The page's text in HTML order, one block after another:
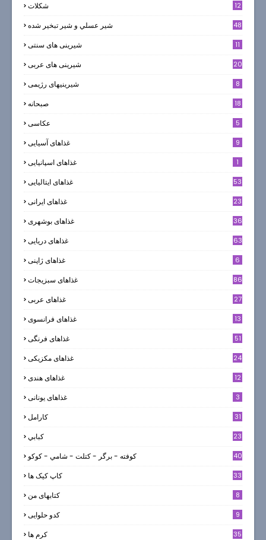
شکلات
12
شير عسلي و شير تبخير شده 48
شیرینی های سنتی 11
شیرینی های عربی 20
شیرینیهای رژیمی 8
صبحانه 18
عکاسی 5
غذاهای آسیایی 9
غذاهای اسپانیایی 1
غذاهای ایتالیایی 53
غذاهای ایرانی 23
غذاهای بوشهری 36
غذاهای دریایی 63
غذاهای ژاپنی 6
غذاهای سبزیجات 86
غذاهای عربی 27
غذاهای فرانسوی 13
غذاهای فرنگی 51
غذاهای مکزیکی 24
غذاهای هندی 12
غذاهای یونانی 3
كارامل 31
كبابي 23
كوفته - برگر - كتلت - شامي - كوكو 40
کاپ کیک ها 33
کتابهای من 8
کدو حلوایی 9
کرم ها 35